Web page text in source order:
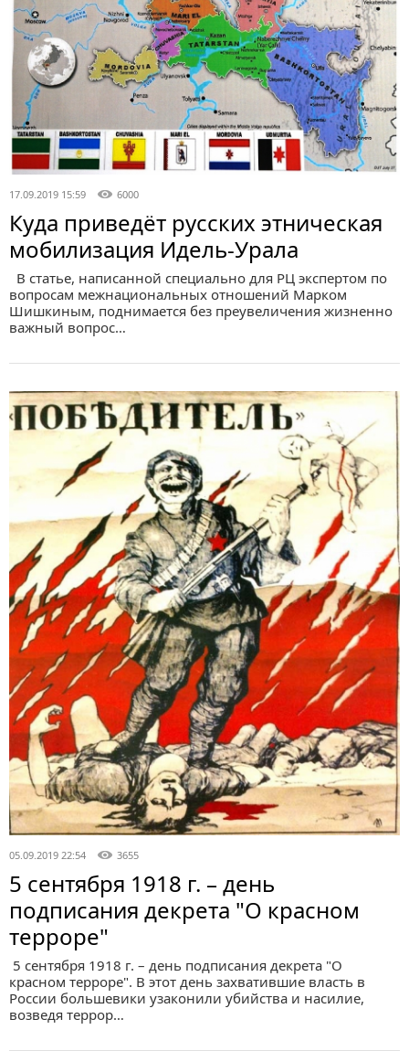
17.09.2019 15:59 6000
Куда приведёт русских этническая
мобилизация Идель-Урала
В статье, написанной специально для РЦ экспертом по
вопросам межнациональных отношений Марком
Шишкиным, поднимается без преувеличения жизненно
важный вопрос…
05.09.2019 22:54 3655
5 сентября 1918 г. – день
подписания декрета "О красном
терроре"
5 сентября 1918 г. – день подписания декрета "О
красном терроре". В этот день захватившие власть в
России большевики узаконили убийства и насилие,
возведя террор…